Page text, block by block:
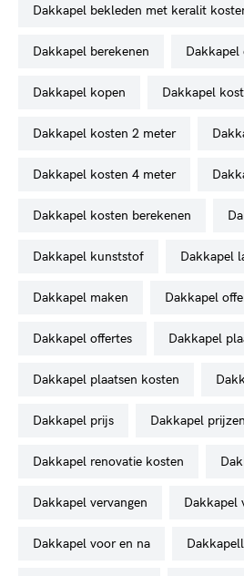
dakkapel bekleden met keralit
dakkapel berekenen
dakkapel kopen dakkapel
dakkapel kosten 2 meter
dakkapel kosten 4 meter
dakkapel kosten berekenen
dakkapel kunststof dakkapel
dakkapel maken dakkapel
dakkapel offertes dakkapel
dakkapel plaatsen kosten
dakkapel prijs dakkapel prijzen
dakkapel renovatie kosten
dakkapel vervangen
dakkapel voor en na